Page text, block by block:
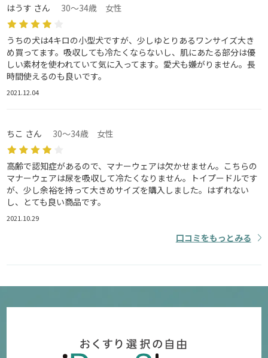
はうす さん 30～34歳 女性
うちの犬は4キロの小型犬ですが、少しゆとりあるワンサイズ大き
め買ってます。吸収しても冷たくならないし、肌にあたる部分は優
しい素材を使われていて気に入ってます。愛犬も嫌がりません。長
時間使えるのも良いです。
2021.12.04
ちこ さん 30～34歳 女性
高齢で認知症があるので、マナーウェアは欠かせません。こちらの
マナーウェアは尿を吸収して冷たくなりません。トイプードルです
が、少し余裕を持って大きめサイズを購入しました。はずれない
し、とても良い商品です。
2021.10.29
口コミをもっとみる